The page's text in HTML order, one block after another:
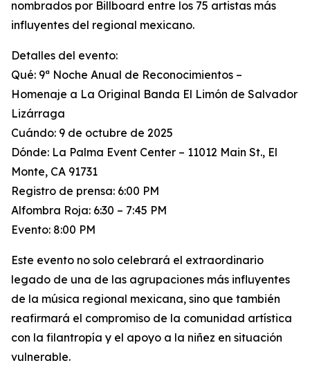
nombrados por Billboard entre los 75 artistas más
influyentes del regional mexicano.
Detalles del evento:
Qué: 9ª Noche Anual de Reconocimientos –
Homenaje a La Original Banda El Limón de Salvador
Lizárraga
Cuándo: 9 de octubre de 2025
Dónde: La Palma Event Center – 11012 Main St., El
Monte, CA 91731
Registro de prensa: 6:00 PM
Alfombra Roja: 6:30 – 7:45 PM
Evento: 8:00 PM
Este evento no solo celebrará el extraordinario
legado de una de las agrupaciones más influyentes
de la música regional mexicana, sino que también
reafirmará el compromiso de la comunidad artística
con la filantropía y el apoyo a la niñez en situación
vulnerable.